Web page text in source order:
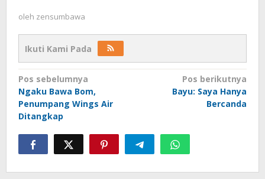
oleh zensumbawa
Ikuti Kami Pada
Navigasi
pos
Pos sebelumnya
Ngaku Bawa Bom,
Penumpang Wings Air
Ditangkap
Pos berikutnya
Bayu: Saya Hanya
Bercanda